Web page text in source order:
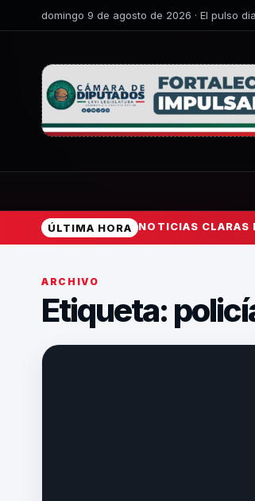
domingo 9 de agosto de 2026 · El pulso
ÚLTIMA HORA NOTICIAS CLARAS
ARCHIVO
Etiqueta: